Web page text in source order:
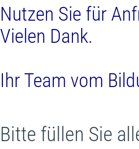
Nutzen Sie für
Vielen Dank.
Ihr Team vom
Bitte füllen Sie